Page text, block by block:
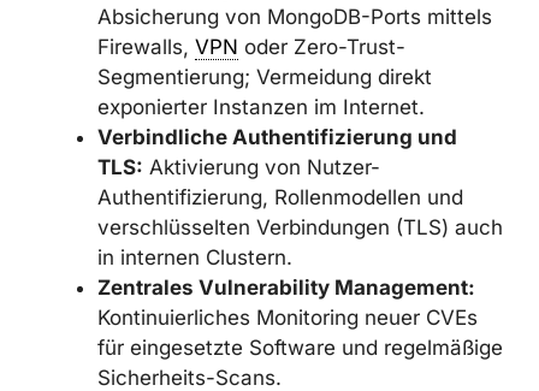
CVE-2025-14847 sollten Betreiber folgende
Best Practices berücksichtigen:
Netzwerkzugriff einschränken:
Absicherung von MongoDB-Ports
mittels Firewalls,VPNoder Zero-Trust-
Segmentierung; Vermeidung direkt
exponierter Instanzen im Internet.
Verbindliche Authentifizierung und
TLS:Aktivierung von Nutzer-
Authentifizierung, Rollenmodellen und
verschlüsselten Verbindungen (TLS)
auch in internen Clustern.